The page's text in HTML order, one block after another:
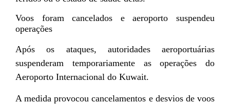
Voos foram cancelados e aeroporto suspendeu
operações
Após os ataques, autoridades aeroportuárias
suspenderam temporariamente as operações do
Aeroporto Internacional do Kuwait.
A medida provocou cancelamentos e desvios de voos